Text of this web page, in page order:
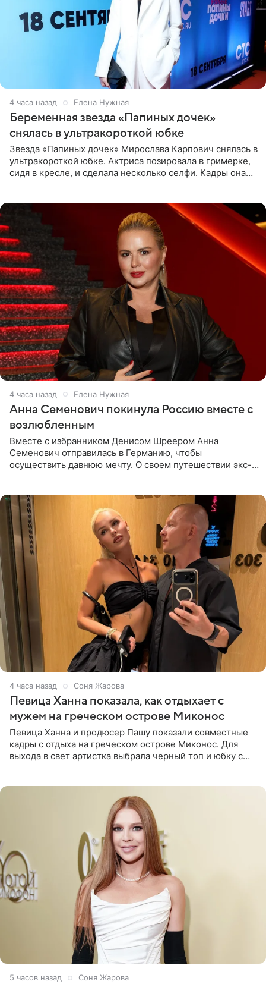
4 часа назад Елена Нужная
Беременная звезда «Папиных дочек»
снялась в ультракороткой юбке
Звезда «Папиных дочек» Мирослава Карпович снялась в
ультракороткой юбке. Актриса позировала в гримерке,
сидя в кресле, и сделала несколько селфи. Кадры она
4 часа назад Елена Нужная
Анна Семенович покинула Россию вместе с
возлюбленным
Вместе с избранником Денисом Шреером Анна
Семенович отправилась в Германию, чтобы
осуществить давнюю мечту. О своем путешествии экс-
4 часа назад Соня Жарова
Певица Ханна показала, как отдыхает с
мужем на греческом острове Миконос
Певица Ханна и продюсер Пашу показали совместные
кадры с отдыха на греческом острове Миконос. Для
выхода в свет артистка выбрала черный топ и юбку с
5 часов назад Соня Жарова